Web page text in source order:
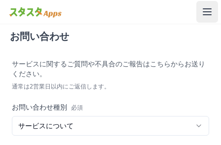
メ
お問い合わせ
サービスに関するご質問や不具合のご報告はこちらからお送り
ください。
通常は2営業日以内にご返信します。
お問い合わせ種別 必須
サービスについて